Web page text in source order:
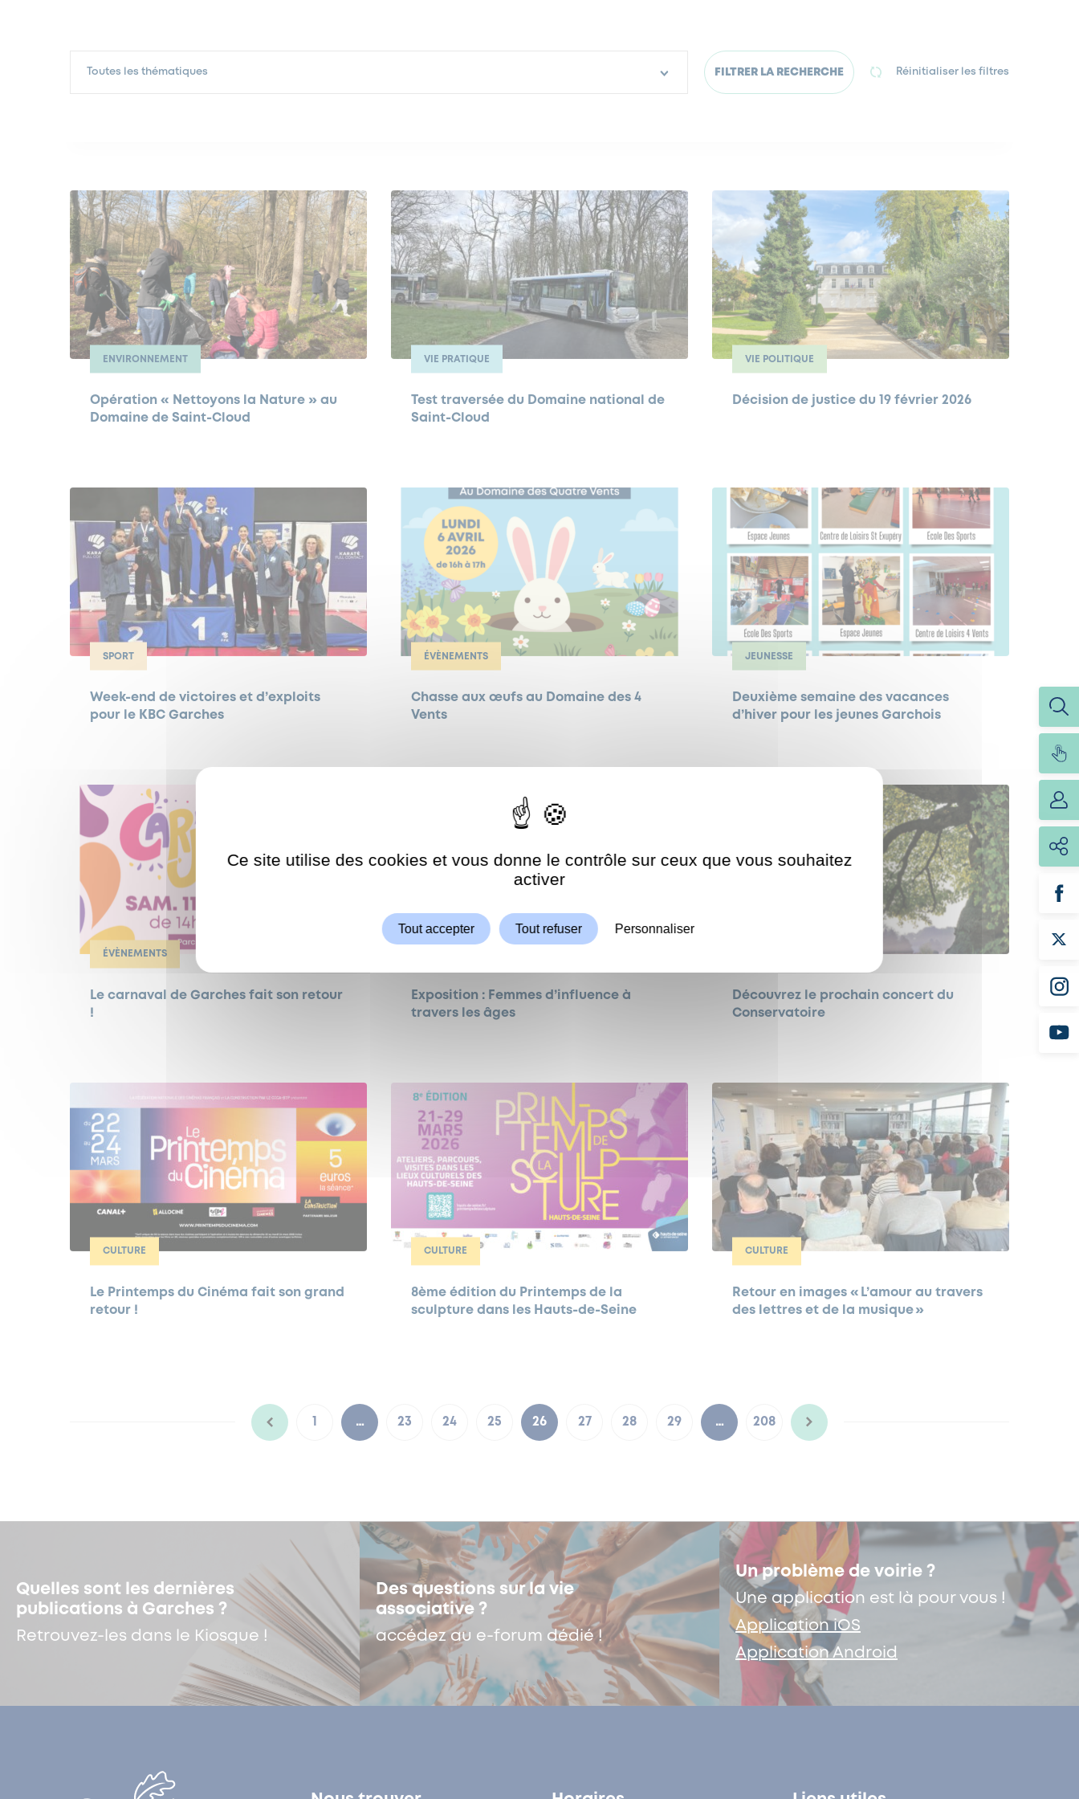
Toutes les thématiques FILTRER LA RECHERCHE Réinitialiser les filtres
ENVIRONNEMENT
Opération « Nettoyons la Nature » au
Domaine de Saint-Cloud
VIE PRATIQUE
Test traversée du Domaine national de
Saint-Cloud
VIE POLITIQUE
Décision de justice du 19 février 2026
SPORT
Week-end de victoires et d’exploits
pour le KBC Garches
ÉVÈNEMENTS
Chasse aux œufs au Domaine des 4
Vents
JEUNESSE
Deuxième semaine des vacances
d’hiver pour les jeunes Garchois
ÉVÈNEMENTS
Le carnaval de Garches fait son retour
!
Exposition : Femmes d’influence à
travers les âges
Découvrez le prochain concert du
Conservatoire
CULTURE
Le Printemps du Cinéma fait son grand
retour !
CULTURE
8ème édition du Printemps de la
sculpture dans les Hauts-de-Seine
CULTURE
Retour en images « L’amour au travers
des lettres et de la musique »
… 23 24 25 26 27 28 29 … 208
Quelles sont les dernières
publications à Garches ?
Retrouvez-les dans le Kiosque !
Des questions sur la vie
associative ?
accédez au e-forum dédié !
Un problème de voirie ?
Une application est là pour vous !
Application iOS
Application Android
Autoriser
Ce site utilise des cookies et vous donne le contrôle sur ceux que vous souhaitez
activer
Tout accepter Tout refuser Personnaliser